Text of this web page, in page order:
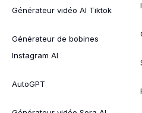
Générateur vidéo AI Tiktok
Générateur de bobines
Instagram AI
AutoGPT